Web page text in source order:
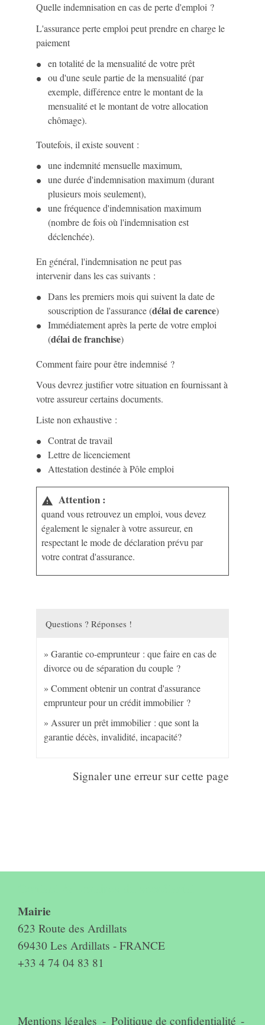
Quelle indemnisation en cas de perte d'emploi ?
L'assurance perte emploi peut prendre en charge le
paiement
en totalité de la mensualité de votre prêt
ou d'une seule partie de la mensualité (par
exemple, différence entre le montant de la
mensualité et le montant de votre allocation
chômage).
Toutefois, il existe souvent :
une indemnité mensuelle maximum,
une durée d'indemnisation maximum (durant
plusieurs mois seulement),
une fréquence d'indemnisation maximum
(nombre de fois où l'indemnisation est
déclenchée).
En général, l'indemnisation ne peut pas
intervenir dans les cas suivants :
Dans les premiers mois qui suivent la date de
souscription de l'assurance (délai de carence)
Immédiatement après la perte de votre emploi
(délai de franchise)
Comment faire pour être indemnisé ?
Vous devrez justifier votre situation en fournissant à
votre assureur certains documents.
Liste non exhaustive :
Contrat de travail
Lettre de licenciement
Attestation destinée à Pôle emploi
warning Attention :
quand vous retrouvez un emploi, vous devez
également le signaler à votre assureur, en
respectant le mode de déclaration prévu par
votre contrat d'assurance.
Questions ? Réponses !
Garantie co-emprunteur : que faire en cas de
divorce ou de séparation du couple ?
Comment obtenir un contrat d'assurance
emprunteur pour un crédit immobilier ?
Assurer un prêt immobilier : que sont la
garantie décès, invalidité, incapacité?
Signaler une erreur sur cette page
Mairie
623 Route des Ardillats
69430 Les Ardillats - FRANCE
+33 4 74 04 83 81
Mentions légales - Politique de confidentialité -